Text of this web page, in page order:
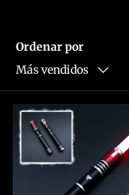
Ordenar por
Más vendidos